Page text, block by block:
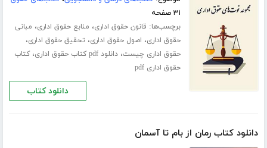
۳۱ صفحه
برچسب‌ها: قانون حقوق اداری، منابع حقوق اداری، مبانی
حقوق اداری، اصول حقوق اداری، تحقیق حقوق اداری،
حقوق اداری چیست،دانلود pdf کتاب حقوق اداری ،کتاب
حقوق اداری pdf
دانلود کتاب
دانلود کتاب رمان از بام تا آسمان